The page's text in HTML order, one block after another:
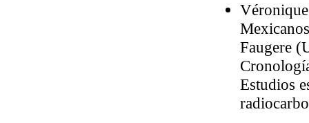
Faugere
Estudios